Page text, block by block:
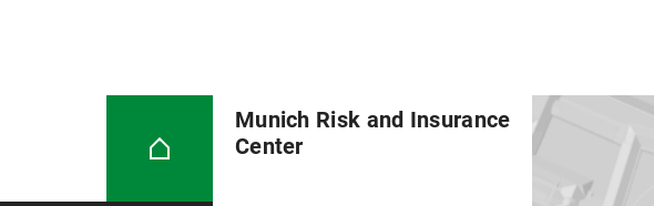
Munich Risk and Insurance
Center